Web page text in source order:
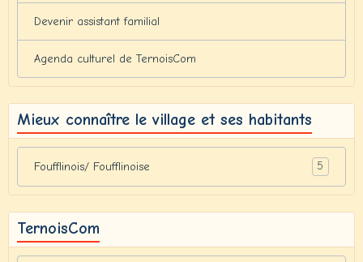
Devenir assistant familial
Agenda culturel de TernoisCom
Mieux connaître le village et ses habitants
Foufflinois/ Foufflinoise 5
TernoisCom